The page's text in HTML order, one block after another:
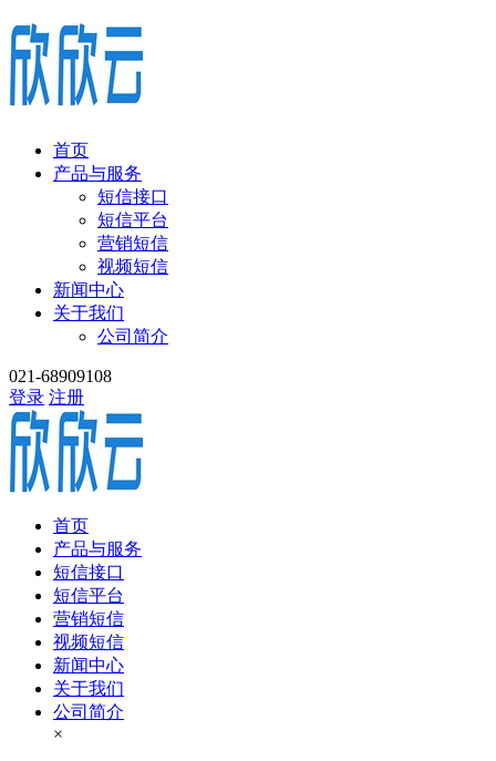
首页
产品与服务
短信接口
短信平台
营销短信
视频短信
新闻中心
关于我们
公司简介
021-68909108
登录 注册
首页
产品与服务
短信接口
短信平台
营销短信
视频短信
新闻中心
关于我们
公司简介
×